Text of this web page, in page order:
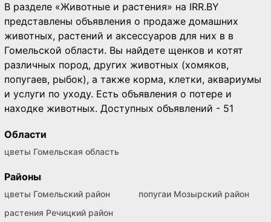
В разделе «Животные и растения» на IRR.BY
представлены объявления о продаже домашних
животных, растений и аксессуаров для них в в
Гомельской области. Вы найдете щенков и котят
различных пород, других животных (хомяков,
попугаев, рыбок), а также корма, клетки, аквариумы
и услуги по уходу. Есть объявления о потере и
находке животных. Доступных объявлений - 51
Области
цветы Гомельская область
Районы
цветы Гомельский район
попугаи Мозырский район
растения Речицкий район